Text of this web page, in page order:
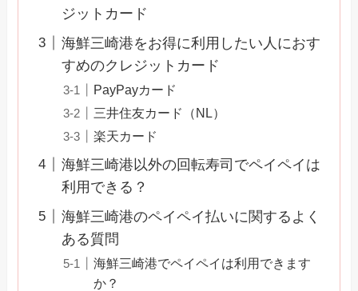
ジットカード
海鮮三崎港をお得に利用したい人におす
すめのクレジットカード
PayPayカード
三井住友カード（NL）
楽天カード
海鮮三崎港以外の回転寿司でペイペイは
利用できる？
海鮮三崎港のペイペイ払いに関するよく
ある質問
海鮮三崎港でペイペイは利用できます
か？